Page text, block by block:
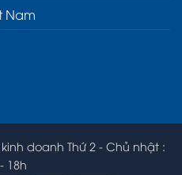
Nam
doanh Thứ 2 - Chủ nhật :
18h